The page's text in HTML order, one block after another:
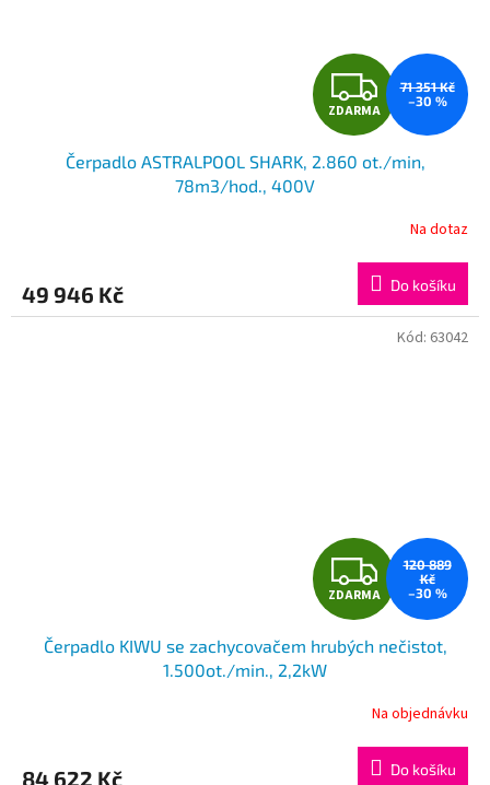
Z
D
A
M
A
ZDARMA
71 351 Kč
–30 %
Čerpadlo ASTRALPOOL SHARK, 2.860 ot./min,
78m3/hod., 400V
Na dotaz
49 946 Kč Do košíku
Z
D
A
R
M
ZDARMA
120 889
Kč
–30 %
Čerpadlo KIWU se zachycovačem hrubých nečistot,
1.500ot./min., 2,2kW
Na objednávku
84 622 Kč Do košíku
Kód: 63042